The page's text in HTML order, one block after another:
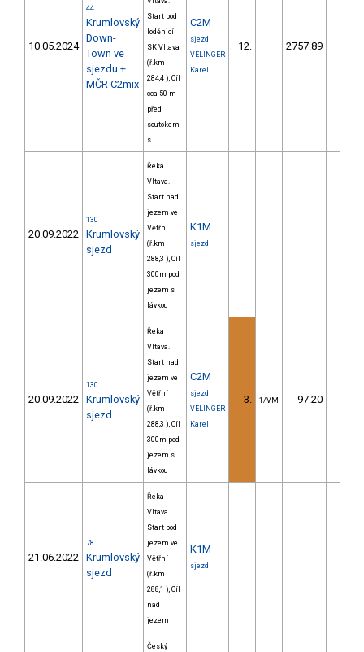
10.05.2024
44
Krumlovský
Down-
Town ve
sjezdu +
MČR C2mix
Start pod
loděnicí
SK Vltava
(ř.km
284,4 ), Cíl
cca 50 m
před
soutokem
s
C2M
sjezd
VELINGER
Karel
12. 2757.89
20.09.2022
130
Krumlovský
sjezd
Řeka
Vltava.
Start nad
jezem ve
Větřní
(ř.km
288,3 ), Cíl
300m pod
jezem s
lávkou
K1M
sjezd
20.09.2022
130
Krumlovský
sjezd
Řeka
Vltava.
Start nad
jezem ve
Větřní
(ř.km
288,3 ), Cíl
300m pod
jezem s
lávkou
C2M
sjezd
VELINGER
Karel
3. 1/VM 97.20
21.06.2022
78
Krumlovský
sjezd
Řeka
Vltava.
Start pod
jezem ve
Větřní
(ř.km
288,1 ), Cíl
nad
jezem
K1M
sjezd
Český